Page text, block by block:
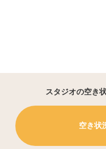
スタジオの空き
空き状